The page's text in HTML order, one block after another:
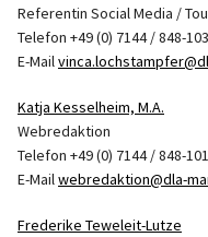
Referentin Social Media /
Telefon +49 (0) 7144 / 848-103
E-Mail
Katja Kesselheim, M.A.
Webredaktion
Telefon +49 (0) 7144 / 848-101
E-Mailwebredaktion@dla-
Frederike Teweleit-Lutze